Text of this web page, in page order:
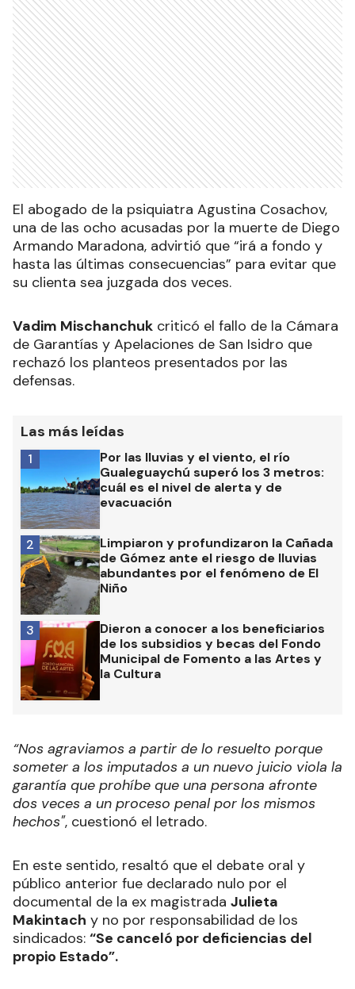
El abogado de la psiquiatra Agustina Cosachov,
una de las ocho acusadas por la muerte de Diego
Armando Maradona, advirtió que “irá a fondo y
hasta las últimas consecuencias” para evitar que
su clienta sea juzgada dos veces.
Vadim Mischanchuk criticó el fallo de la Cámara
de Garantías y Apelaciones de San Isidro que
rechazó los planteos presentados por las
defensas.
Las más leídas
Por las lluvias y el viento, el río
Gualeguaychú superó los 3 metros:
cuál es el nivel de alerta y de
evacuación
1
Limpiaron y profundizaron la Cañada
de Gómez ante el riesgo de lluvias
abundantes por el fenómeno de El
Niño
2
Dieron a conocer a los beneficiarios
de los subsidios y becas del Fondo
Municipal de Fomento a las Artes y
la Cultura
3
“Nos agraviamos a partir de lo resuelto porque
someter a los imputados a un nuevo juicio viola la
garantía que prohíbe que una persona afronte
dos veces a un proceso penal por los mismos
hechos", cuestionó el letrado.
En este sentido, resaltó que el debate oral y
público anterior fue declarado nulo por el
documental de la ex magistrada Julieta
Makintach y no por responsabilidad de los
sindicados: “Se canceló por deficiencias del
propio Estado”.